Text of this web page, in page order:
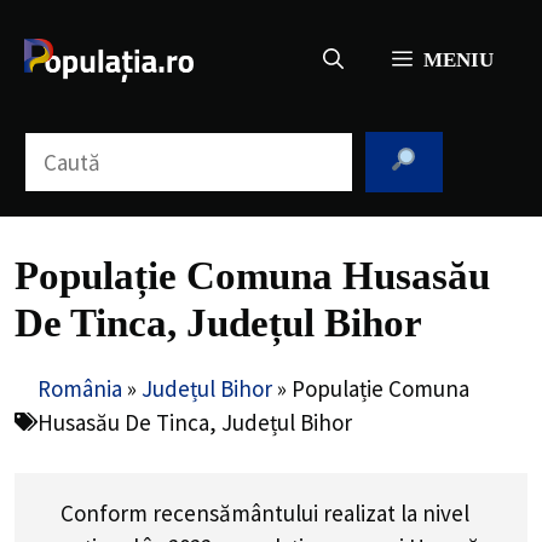
conținut
MENIU
Populație Comuna Husasău
De Tinca, Județul Bihor
România » Județul Bihor » Populație Comuna
Husasău De Tinca, Județul Bihor
Conform recensământului realizat la nivel